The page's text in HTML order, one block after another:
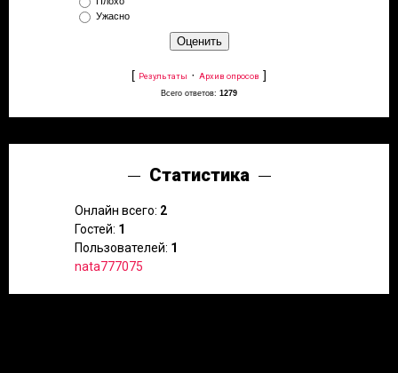
Ужасно
[ Результаты · Архив опросов ]
Всего ответов: 1279
Статистика
Онлайн всего: 2
Гостей: 1
Пользователей: 1
nata777075